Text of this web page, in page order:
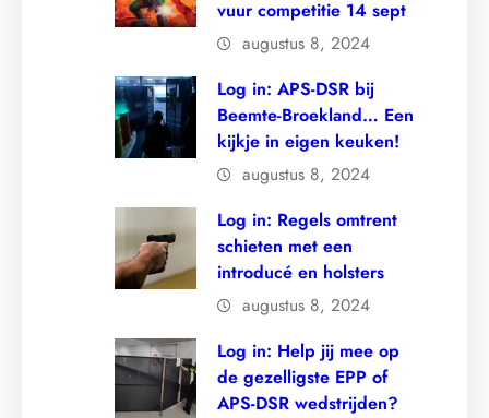
vuur competitie 14 sept
augustus 8, 2024
Log in: APS-DSR bij
Beemte-Broekland… Een
kijkje in eigen keuken!
augustus 8, 2024
Log in: Regels omtrent
schieten met een
introducé en holsters
augustus 8, 2024
Log in: Help jij mee op
de gezelligste EPP of
APS-DSR wedstrijden?